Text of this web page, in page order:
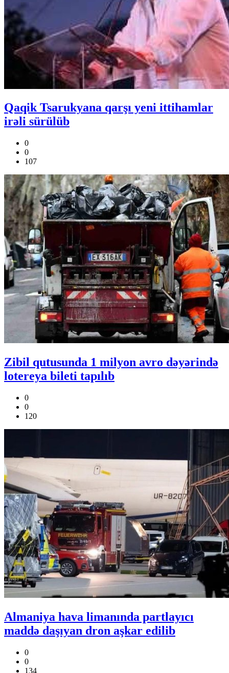
Qaqik Tsarukyana qarşı yeni ittihamlar
irəli sürülüb
0
0
107
Zibil qutusunda 1 milyon avro dəyərində
lotereya bileti tapılıb
0
0
120
Almaniya hava limanında partlayıcı
maddə daşıyan dron aşkar edilib
0
0
134